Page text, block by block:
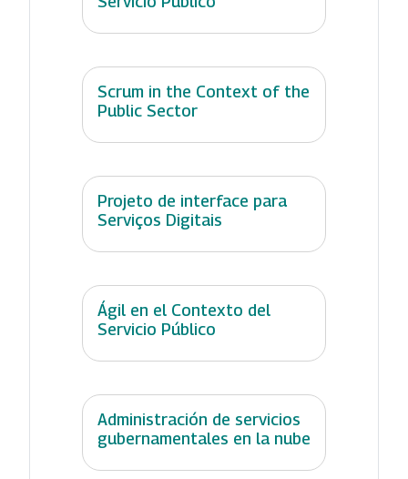
Scrum in the Context of the
Public Sector
Projeto de interface para
Serviços Digitais
Ágil en el Contexto del
Servicio Público
Administración de servicios
gubernamentales en la nube